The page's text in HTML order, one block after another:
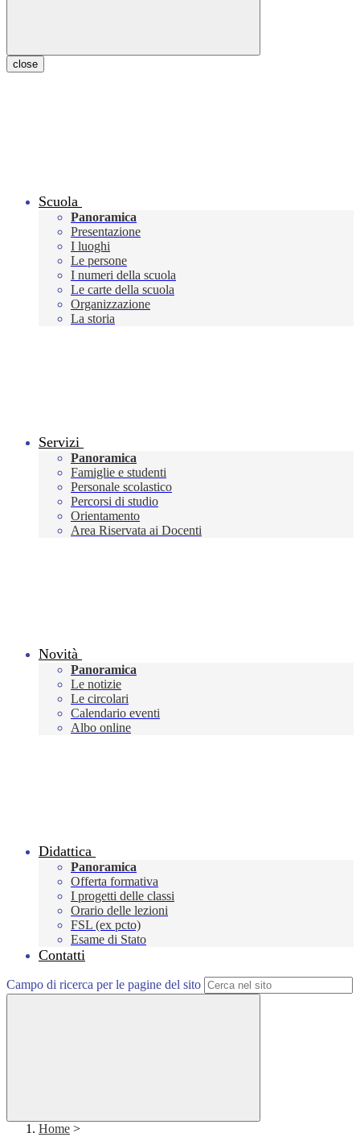
close
Scuola
Panoramica
Presentazione
I luoghi
Le persone
I numeri della scuola
Le carte della scuola
Organizzazione
La storia
Servizi
Panoramica
Famiglie e studenti
Personale scolastico
Percorsi di studio
Orientamento
Area Riservata ai Docenti
Novità
Panoramica
Le notizie
Le circolari
Calendario eventi
Albo online
Didattica
Panoramica
Offerta formativa
I progetti delle classi
Orario delle lezioni
FSL (ex pcto)
Esame di Stato
Contatti
Campo di ricerca per le pagine del sito
Home >